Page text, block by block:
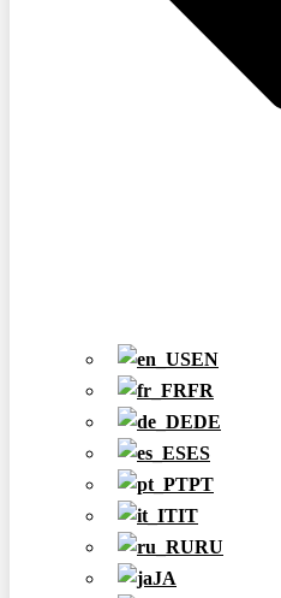
EN
FR
DE
ES
PT
IT
RU
JA